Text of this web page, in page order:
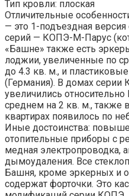
Тип кровли: плоская
Отличительные
— это 1-подъездная
серий — КОПЭ-М-Парус
«Башне» также есть
лоджии, увеличенные по
до 4.3 кв. м., и
(Германия). В домах
увеличились
среднем на 2 кв. м., также
квартирах появилось по
Иные достоинства:
отопительные приборы с
медная электропроводка,
дымоудаления. Все
Башня, кроме эркерных и
содержат форточки. Это